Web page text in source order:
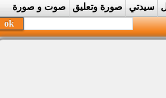
سيدتي صورة وتعليق صوت و صورة